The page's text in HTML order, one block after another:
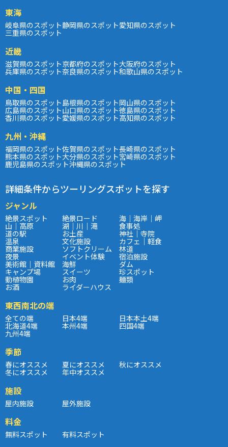
東海
岐阜県のスポット静岡県のスポット愛知県のスポット
三重県のスポット
近畿
滋賀県のスポット京都府のスポット大阪府のスポット
兵庫県のスポット奈良県のスポット和歌山県のスポット
中国・四国
鳥取県のスポット島根県のスポット岡山県のスポット
広島県のスポット山口県のスポット徳島県のスポット
香川県のスポット愛媛県のスポット高知県のスポット
九州・沖縄
福岡県のスポット佐賀県のスポット長崎県のスポット
熊本県のスポット大分県のスポット宮崎県のスポット
鹿児島県のスポット沖縄県のスポット
詳細条件からツーリングスポットを探す
ジャンル
絶景スポット 絶景ロード 海｜海岸｜岬
山｜高原 湖｜川｜滝 食事処
道の駅 お土産 神社｜寺院
温泉 文化施設 カフェ｜軽食
商業施設 ソフトクリーム 林道
夜景 イベント体験 宿泊施設
美術館｜資料館 海鮮 ダム
キャンプ場 スイーツ 珍スポット
動植物園 お肉 麺類
お酒 ライダーハウス
東西南北の端
全ての端 日本4端 日本本土4端
北海道4端 本州4端 四国4端
九州4端
季節
春にオススメ 夏にオススメ 秋にオススメ
冬にオススメ 年中オススメ
施設
屋内施設 屋外施設
料金
無料スポット 有料スポット